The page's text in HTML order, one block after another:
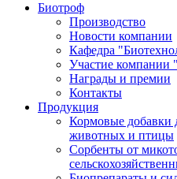
Биотроф
Производство
Новости компании
Кафедра
Участие компании
Награды и премии
Контакты
Продукция
Кормовые добавки
животных и птицы
Сорбенты от